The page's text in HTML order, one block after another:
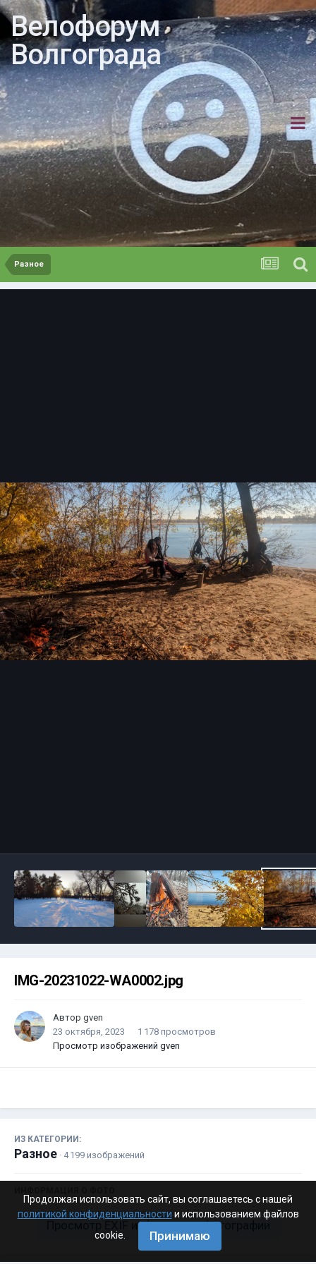
Велофорум
Волгограда
Разное
IMG-20231022-WA0002.jpg
Автор gven
23 октября, 2023
1 178 просмотров
Просмотр изображений gven
ИЗ КАТЕГОРИИ:
Разное · 4 199 изображений
Просмотр EXIF информации фотографии
Продолжая использовать сайт, вы соглашаетесь с нашей
политикой конфиденциальности и использованием файлов
cookie.
Принимаю